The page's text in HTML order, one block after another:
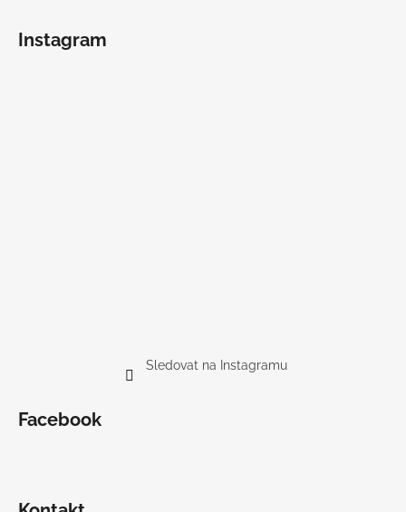
Instagram
Sledovat na Instagramu
Facebook